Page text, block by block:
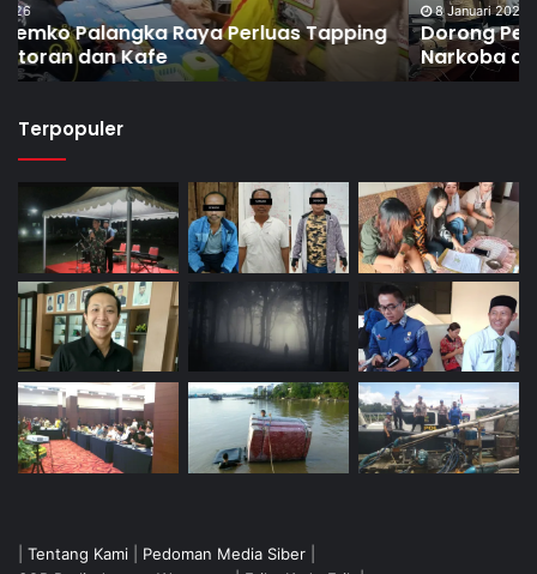
8 Januari 2026
Dorong Pembentukan Pos Terpadu Berantas
Narkoba di Puntun
Terpopuler
Tentang Kami Pedoman Media Siber